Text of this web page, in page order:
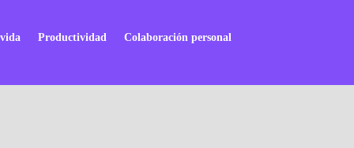
Productividad
Colaboración personal